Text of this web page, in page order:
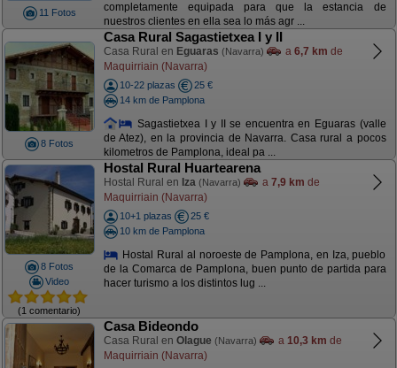
11 Fotos
completamente equipada para que la estancia de
nuestros clientes en ella sea lo más agr ...
8 Fotos
Casa Rural Sagastietxea I y II
Casa Rural en Eguaras (Navarra) a 6,7 km de
Maquirriain (Navarra)
10-22 plazas
25 €
14 km de Pamplona
Sagastietxea I y II se encuentra en Eguaras (valle
de Atez), en la provincia de Navarra. Casa rural a pocos
kilometros de Pamplona, ideal pa ...
8 Fotos
Video
(1 comentario)
Hostal Rural Huartearena
Hostal Rural en Iza (Navarra) a 7,9 km de
Maquirriain (Navarra)
10+1 plazas
25 €
10 km de Pamplona
Hostal Rural al noroeste de Pamplona, en Iza, pueblo
de la Comarca de Pamplona, buen punto de partida para
hacer turismo a los distintos lug ...
Casa Bideondo
Casa Rural en Olague (Navarra) a 10,3 km de
Maquirriain (Navarra)